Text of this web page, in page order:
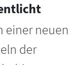
einer neuen
der